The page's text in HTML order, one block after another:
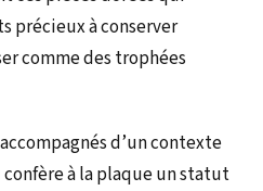
précieux à conserver
comme des trophées
d’un contexte
à la plaque un statut